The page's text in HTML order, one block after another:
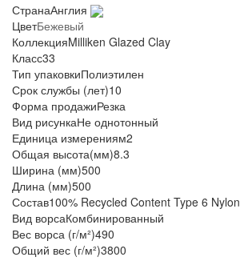
СтранаАнглия
ЦветБежевый
КоллекцияMilliken Glazed Clay
Класс33
Тип упаковкиПолиэтилен
Срок службы (лет)10
Форма продажиРезка
Вид рисункаНе однотонный
Единица измерениям2
Общая высота(мм)8.3
Ширина (мм)500
Длина (мм)500
Состав100% Recycled Content Type 6 Nylon
Вид ворсаКомбинированный
Вес ворса (г/м²)490
Общий вес (г/м²)3800